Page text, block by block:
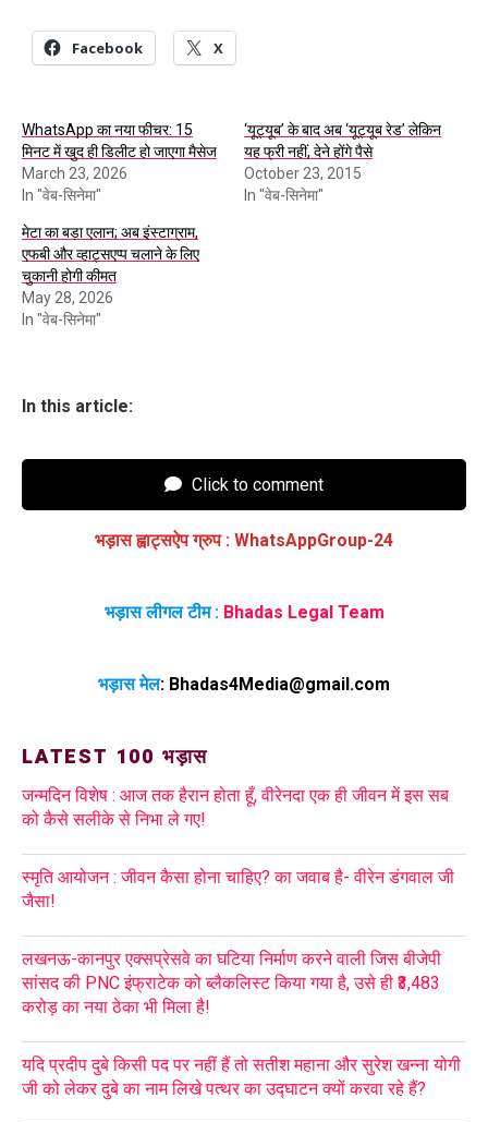
Facebook X
WhatsApp का नया फीचर: 15
मिनट में खुद ही डिलीट हो जाएगा मैसेज
March 23, 2026
In "वेब-सिनेमा"
‘यूट्यूब’ के बाद अब ‘यूट्यूब रेड’ लेकिन
यह फ्री नहीं, देने होंगे पैसे
October 23, 2015
In "वेब-सिनेमा"
मेटा का बड़ा एलान; अब इंस्टाग्राम,
एफबी और व्हाट्सएप्प चलाने के लिए
चुकानी होगी कीमत
May 28, 2026
In "वेब-सिनेमा"
In this article:
Click to comment
भड़ास ह्वाट्सऐप ग्रुप : WhatsAppGroup-24
भड़ास लीगल टीम : Bhadas Legal Team
भड़ास मेल: Bhadas4Media@gmail.com
LATEST 100 भड़ास
जन्मदिन विशेष : आज तक हैरान होता हूँ, वीरेनदा एक ही जीवन में इस सब
को कैसे सलीके से निभा ले गए!
स्मृति आयोजन : जीवन कैसा होना चाहिए? का जवाब है- वीरेन डंगवाल जी
जैसा!
लखनऊ-कानपुर एक्सप्रेसवे का घटिया निर्माण करने वाली जिस बीजेपी
सांसद की PNC इंफ्राटेक को ब्लैकलिस्ट किया गया है, उसे ही ₹3,483
करोड़ का नया ठेका भी मिला है!
यदि प्रदीप दुबे किसी पद पर नहीं हैं तो सतीश महाना और सुरेश खन्ना योगी
जी को लेकर दुबे का नाम लिखे पत्थर का उद्घाटन क्यों करवा रहे हैं?